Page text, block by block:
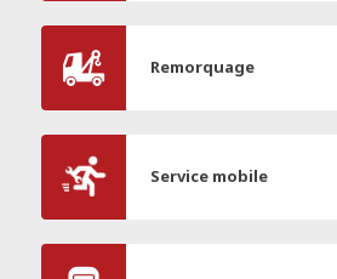
Remorquage
Service mobile